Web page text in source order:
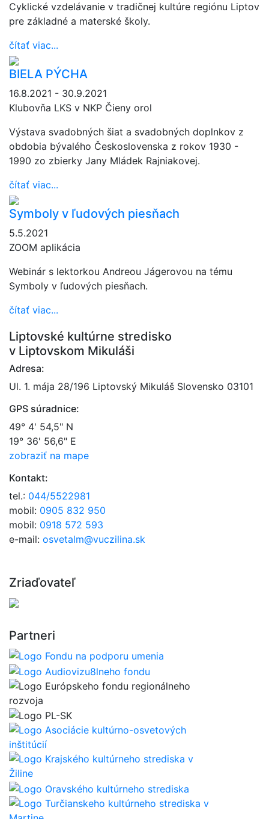
Cyklické vzdelávanie v tradičnej kultúre regiónu Liptov
pre základné a materské školy.
čítať viac...
BIELA PÝCHA
16.8.2021 - 30.9.2021
Klubovňa LKS v NKP Čieny orol
Výstava svadobných šiat a svadobných doplnkov z
obdobia bývalého Československa z rokov 1930 -
1990 zo zbierky Jany Mládek Rajniakovej.
čítať viac...
Symboly v ľudových piesňach
5.5.2021
ZOOM aplikácia
Webinár s lektorkou Andreou Jágerovou na tému
Symboly v ľudových piesňach.
čítať viac...
Liptovské kultúrne stredisko
v Liptovskom Mikuláši
Adresa:
Ul. 1. mája 28/196 Liptovský Mikuláš Slovensko 03101
GPS súradnice:
49° 4' 54,5" N
19° 36' 56,6" E
zobraziť na mape
Kontakt:
tel.: 044/5522981
mobil: 0905 832 950
mobil: 0918 572 593
e-mail: osvetalm@vuczilina.sk
Zriaďovateľ
Partneri